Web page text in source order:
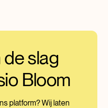
de slag
Bloom
platform? Wij laten